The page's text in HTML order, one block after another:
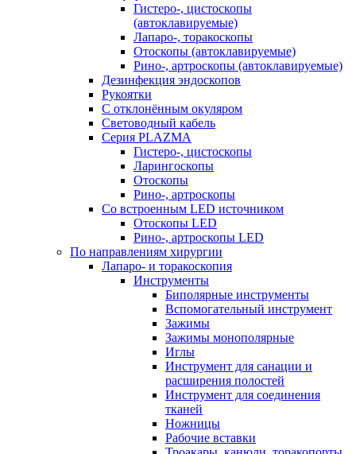
Гистеро-, цистоскопы
(автоклавируемые)
Лапаро-, торакоскопы
Отоскопы (автоклавируемые)
Рино-, артроскопы (автоклавируемые)
Дезинфекция эндоскопов
Рукоятки
С отклонённым окуляром
Световодный кабель
Серия PLAZMA
Гистеро-, цистоскопы
Ларингоскопы
Отоскопы
Рино-, артроскопы
Со встроенным LED источником
Отоскопы LED
Рино-, артроскопы LED
По направлениям хирургии
Лапаро- и торакоскопия
Инструменты
Биполярные инструменты
Вспомогательный инструмент
Зажимы
Зажимы монополярные
Иглы
Инструмент для санации и
расширения полостей
Инструмент для соединения
тканей
Ножницы
Рабочие вставки